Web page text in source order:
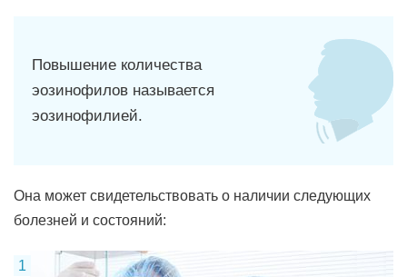
Повышение количества
эозинофилов называется
эозинофилией.
Она может свидетельствовать о наличии следующих
болезней и состояний: